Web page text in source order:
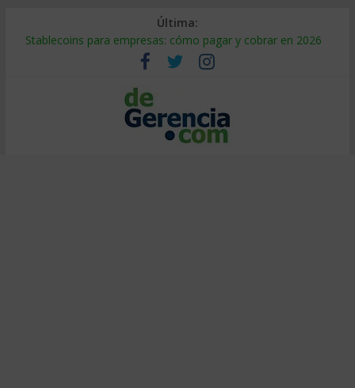
Última:
Stablecoins para empresas: cómo pagar y cobrar en 2026
Despido silencioso: qué es y por qué sale tan caro
IA en selección de personal: cómo auditarla a tiempo
Trabajo forzoso en la cadena de suministro: qué hacer
Mercado hispano de EE. UU.: cómo segmentarlo y venderle